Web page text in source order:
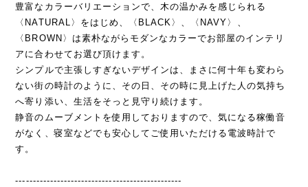
豊富なカラーバリエーションで、木の温かみを感じられる
〈NATURAL〉をはじめ、〈BLACK〉、〈NAVY〉、
〈BROWN〉は素朴ながらモダンなカラーでお部屋のインテリ
アに合わせてお選び頂けます。
シンプルで主張しすぎないデザインは、まさに何十年も変わら
ない街の時計のように、その日、その時に見上げた人の気持ち
へ寄り添い、生活をそっと見守り続けます。
静音のムーブメントを使用しておりますので、気になる稼働音
がなく、寝室などでも安心してご使用いただける電波時計で
す。
------------------------------------------------